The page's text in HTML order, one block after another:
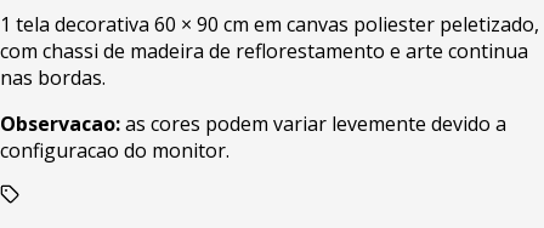
1 tela decorativa 60 × 90 cm em canvas poliester peletizado,
com chassi de madeira de reflorestamento e arte continua
nas bordas.
Observacao:as cores podem variar levemente devido a
configuracao do monitor.